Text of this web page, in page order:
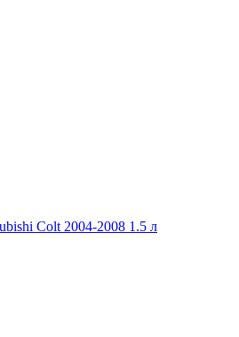
Colt 2004-2008 1.5 л